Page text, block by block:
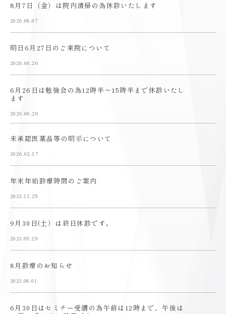
8月7日（金）は院内清掃の為休診いたします
2026.08.07
明日6月27日のご来院について
2026.06.26
6月26日は勉強会の為12時半〜15時半まで休診いたし
ます
2026.06.26
未承認医薬品等の明示について
2026.02.17
年末年始診療時間のご案内
2023.12.25
9月30日(土）は終日休診です。
2023.09.29
8月診療のお知らせ
2023.08.01
6月30日はセミナー受講の為午前は12時まで、午後は